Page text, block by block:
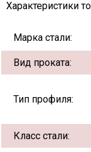
Характеристики
Марка стали:
Вид проката:
Тип профиля:
Класс стали: